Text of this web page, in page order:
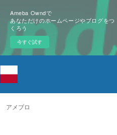
Ameba Owndで
あなただけのホームページやブログをつ
くろう
今すぐ試す
アメブロ